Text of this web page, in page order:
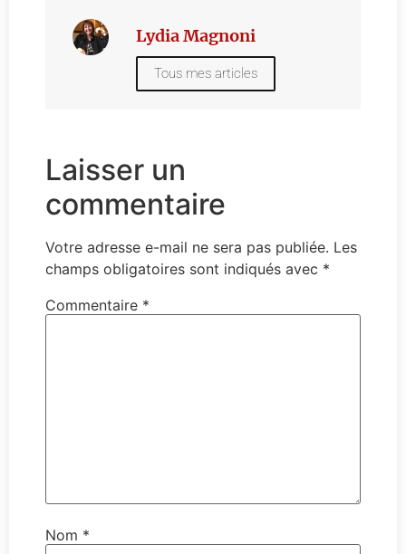
Lydia Magnoni
Tous mes articles
Laisser un
commentaire
Votre adresse e-mail ne sera pas publiée. Les
champs obligatoires sont indiqués avec *
Commentaire *
Nom *